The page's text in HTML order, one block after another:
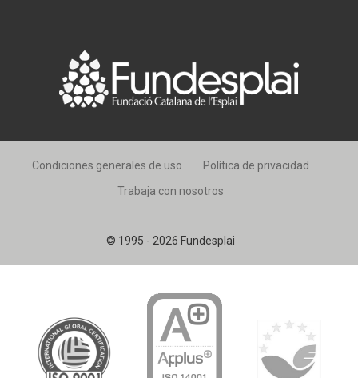
© 1995 - 2026 Fundesplai
Condiciones generales de uso
Política de privacidad
Trabaja con nosotros